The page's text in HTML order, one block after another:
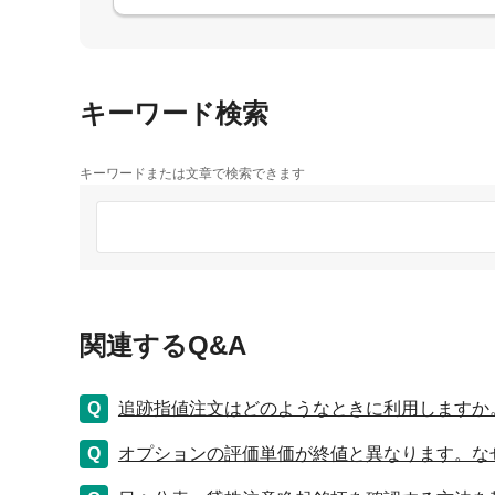
キーワード検索
キーワードまたは文章で検索できます
関連するQ&A
追跡指値注文はどのようなときに利用しますか
オプションの評価単価が終値と異なります。な